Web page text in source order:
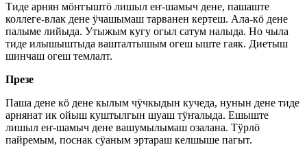
Тиде арнян мӧҥгыштӧ лишыл еҥ-шамыч дене, пашаште
коллеге-влак дене ӱчашымаш тарванен кертеш. Ала-кӧ дене
палыме лийыда. Утыжым кугу огыл сатум налыда. Но чыла
тиде илышыштыда вашталтышым огеш ыште гаяк. Диетыш
шинчаш огеш темлалт.
Презе
Паша дене кӧ дене кылым чӱчкыдын кучеда, нунын дене тиде
арнянат ик ойыш куштылгын шуаш тӱҥалыда. Ешыште
лишыл еҥ-шамыч дене вашумылымаш озалана. Тӱрлӧ
пайремым, поснак сӱаным эртараш келшыше пагыт.